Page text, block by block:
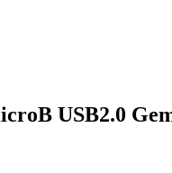
USB2.0